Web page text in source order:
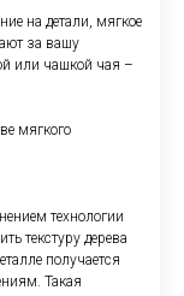
на детали, мягкое
за вашу
или чашкой чая –
мягкого
технологии
текстуру дерева
получается
Такая